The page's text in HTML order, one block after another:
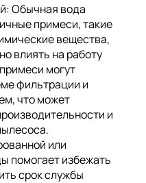
Обычная вода
примеси, такие
вещества,
влиять на работу
могут
фильтрации и
что может
и
или
помогает избежать
срок службы